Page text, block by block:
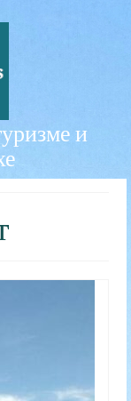
и